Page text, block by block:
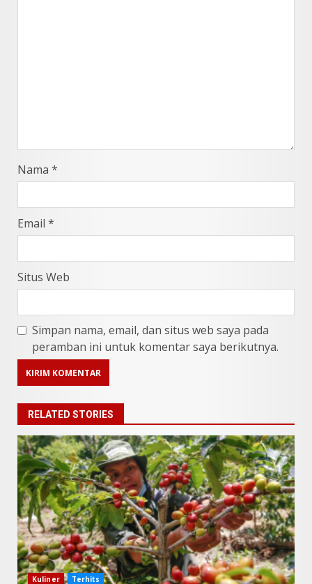
Nama *
Email *
Situs Web
Simpan nama, email, dan situs web saya pada
peramban ini untuk komentar saya berikutnya.
RELATED STORIES
Kuliner Terhits
3
9 Makanan Batak yang Wajib
Diketahui! Budaya Batak yang
Jarang Dipahami Orang
Indonesia